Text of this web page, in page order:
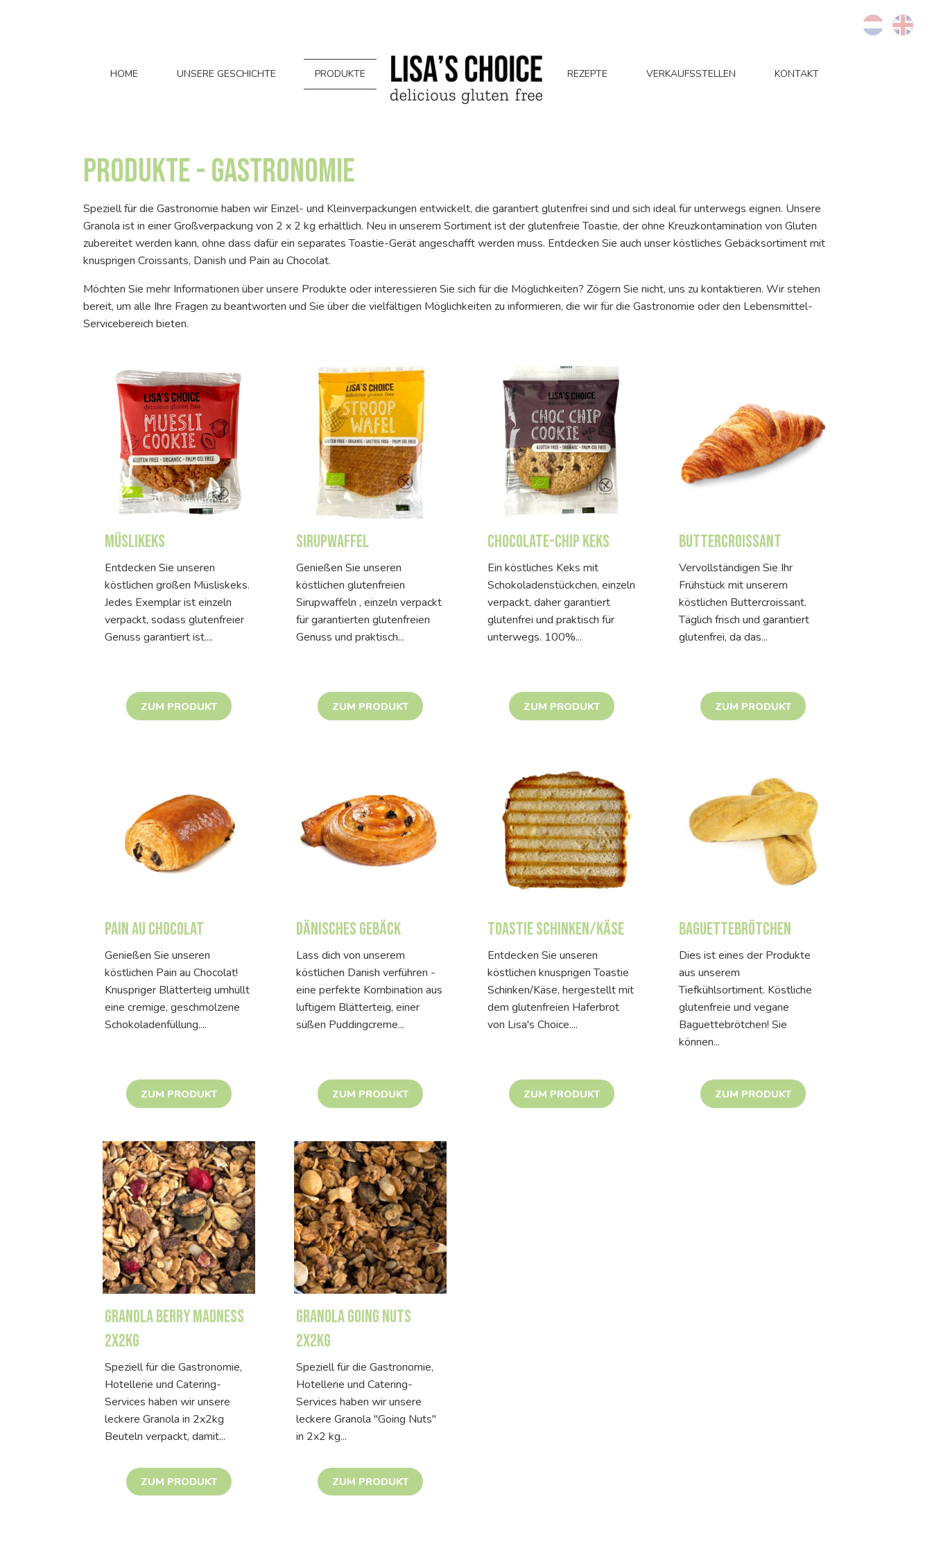
HOME UNSERE GESCHICHTE PRODUKTE REZEPTE VERKAUFSSTELLEN KONTAKT
Produkte - Gastronomie
Speziell für die Gastronomie haben wir Einzel- und Kleinverpackungen entwickelt, die garantiert glutenfrei sind und sich ideal für unterwegs eignen. Unsere
Granola ist in einer Großverpackung von 2 x 2 kg erhältlich. Neu in unserem Sortiment ist der glutenfreie Toastie, der ohne Kreuzkontamination von Gluten
zubereitet werden kann, ohne dass dafür ein separates Toastie-Gerät angeschafft werden muss. Entdecken Sie auch unser köstliches Gebäcksortiment mit
knusprigen Croissants, Danish und Pain au Chocolat.
Möchten Sie mehr Informationen über unsere Produkte oder interessieren Sie sich für die Möglichkeiten? Zögern Sie nicht, uns zu kontaktieren. Wir stehen
bereit, um alle Ihre Fragen zu beantworten und Sie über die vielfältigen Möglichkeiten zu informieren, die wir für die Gastronomie oder den Lebensmittel-
Servicebereich bieten.
Müslikeks
Entdecken Sie unseren
köstlichen großen Müsliskeks.
Jedes Exemplar ist einzeln
verpackt, sodass glutenfreier
Genuss garantiert ist....
ZUM PRODUKT
Sirupwaffel
Genießen Sie unseren
köstlichen glutenfreien
Sirupwaffeln , einzeln verpackt
für garantierten glutenfreien
Genuss und praktisch...
ZUM PRODUKT
Chocolate-Chip Keks
Ein köstliches Keks mit
Schokoladenstückchen, einzeln
verpackt, daher garantiert
glutenfrei und praktisch für
unterwegs. 100%...
ZUM PRODUKT
Buttercroissant
Vervollständigen Sie Ihr
Frühstück mit unserem
köstlichen Buttercroissant.
Täglich frisch und garantiert
glutenfrei, da das...
ZUM PRODUKT
Pain au Chocolat
Genießen Sie unseren
köstlichen Pain au Chocolat!
Knuspriger Blätterteig umhüllt
eine cremige, geschmolzene
Schokoladenfüllung....
ZUM PRODUKT
Dänisches Gebäck
Lass dich von unserem
köstlichen Danish verführen -
eine perfekte Kombination aus
luftigem Blätterteig, einer
süßen Puddingcreme...
ZUM PRODUKT
Toastie Schinken/Käse
Entdecken Sie unseren
köstlichen knusprigen Toastie
Schinken/Käse, hergestellt mit
dem glutenfreien Haferbrot
von Lisa's Choice....
ZUM PRODUKT
Baguettebrötchen
Dies ist eines der Produkte
aus unserem
Tiefkühlsortiment. Köstliche
glutenfreie und vegane
Baguettebrötchen! Sie
können...
ZUM PRODUKT
Granola Berry Madness
2x2kg
Speziell für die Gastronomie,
Hotellerie und Catering-
Services haben wir unsere
leckere Granola in 2x2kg
Beuteln verpackt, damit...
ZUM PRODUKT
Granola Going Nuts
2x2kg
Speziell für die Gastronomie,
Hotellerie und Catering-
Services haben wir unsere
leckere Granola "Going Nuts"
in 2x2 kg...
ZUM PRODUKT